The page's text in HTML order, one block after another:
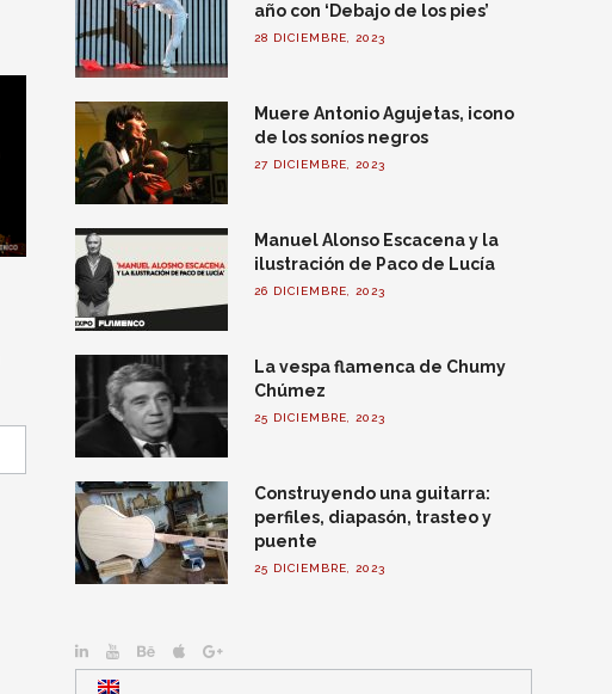
año con ‘Debajo de los pies’
28 DICIEMBRE, 2023
Muere Antonio Agujetas, icono
de los soníos negros
27 DICIEMBRE, 2023
Manuel Alonso Escacena y la
ilustración de Paco de Lucía
26 DICIEMBRE, 2023
La vespa flamenca de Chumy
Chúmez
25 DICIEMBRE, 2023
Construyendo una guitarra:
perfiles, diapasón, trasteo y
puente
25 DICIEMBRE, 2023